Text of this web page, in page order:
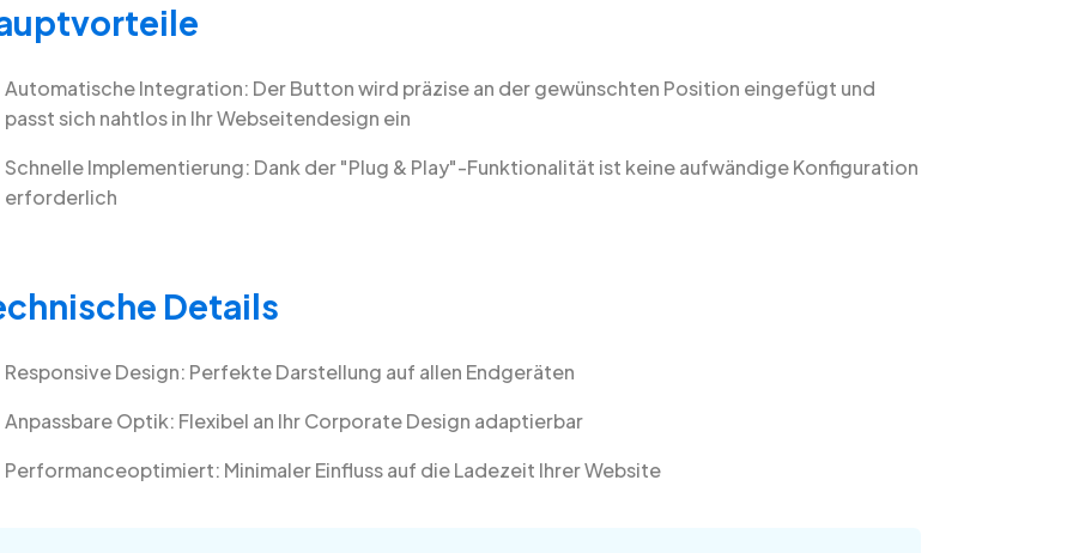
Automatische Integration: Der Button wird präzise an der gewünschten Position eingefügt und
passt sich nahtlos in Ihr Webseitendesign ein
Schnelle Implementierung: Dank der "Plug & Play"-Funktionalität ist keine aufwändige Konfiguration
erforderlich
Details
Responsive Design: Perfekte Darstellung auf allen Endgeräten
Anpassbare Optik: Flexibel an Ihr Corporate Design adaptierbar
Performanceoptimiert: Minimaler Einfluss auf die Ladezeit Ihrer Website